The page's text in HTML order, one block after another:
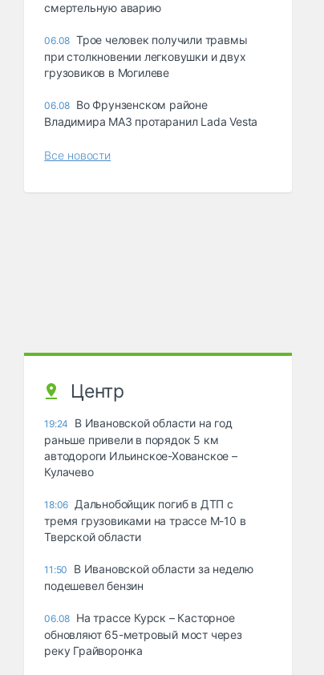
смертельную аварию
06.08 Трое человек получили травмы
при столкновении легковушки и двух
грузовиков в Могилеве
06.08 Во Фрунзенском районе
Владимира МАЗ протаранил Lada Vesta
Все новости
Центр
19:24
В Ивановской области на год
раньше привели в порядок 5 км
автодороги Ильинское-Хованское –
Кулачево
18:06 Дальнобойщик погиб в ДТП с
тремя грузовиками на трассе М-10 в
Тверской области
11:50
В Ивановской области за неделю
подешевел бензин
06.08 На трассе Курск – Касторное
обновляют 65-метровый мост через
реку Грайворонка